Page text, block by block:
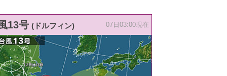
13号 (ドルフィン) 07日03:00現在